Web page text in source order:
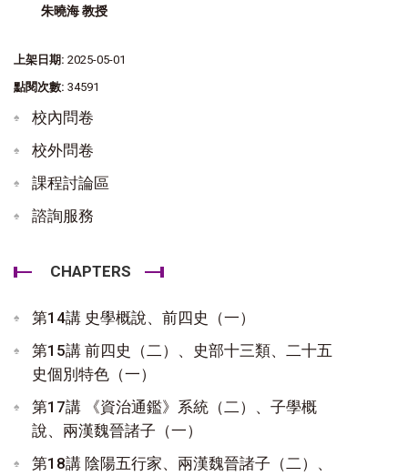
朱曉海 教授
上架日期: 2025-05-01
點閱次數: 34591
校內問卷
校外問卷
課程討論區
諮詢服務
CHAPTERS
第14講 史學概說、前四史（一）
第15講 前四史（二）、史部十三類、二十五
史個別特色（一）
第17講 《資治通鑑》系統（二）、子學概
說、兩漢魏晉諸子（一）
第18講 陰陽五行家、兩漢魏晉諸子（二）、